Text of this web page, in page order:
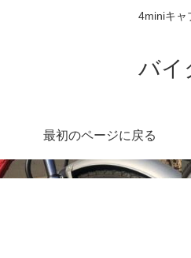
4miniキャ
バイ
最初のページに戻る